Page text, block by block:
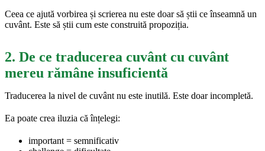
Ceea ce ajută vorbirea și scrierea nu este doar să știi ce înseamnă un
cuvânt. Este să știi cum este construită propoziția.
2. De ce traducerea cuvânt cu cuvânt
mereu rămâne insuficientă
Traducerea la nivel de cuvânt nu este inutilă. Este doar incompletă.
Ea poate crea iluzia că înțelegi:
important = semnificativ